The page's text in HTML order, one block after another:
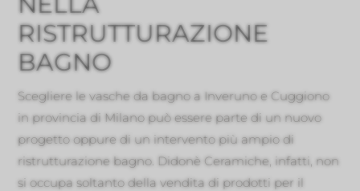
RISTRUTTURAZIONE
BAGNO
Scegliere le vasche da bagno a Inveruno e Cuggiono
in provincia di Milano può essere parte di un nuovo
progetto oppure di un intervento più ampio di
ristrutturazione bagno. Didonè Ceramiche, infatti, non
si occupa soltanto della vendita di prodotti per il